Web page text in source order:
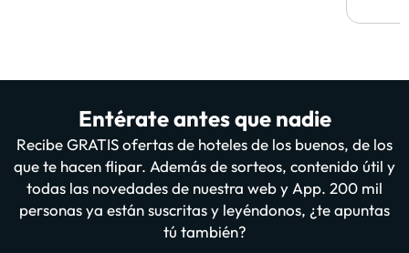
Entérate antes que nadie
Recibe GRATIS ofertas de hoteles de los buenos, de los
que te hacen flipar. Además de sorteos, contenido útil y
todas las novedades de nuestra web y App. 200 mil
personas ya están suscritas y leyéndonos, ¿te apuntas
tú también?